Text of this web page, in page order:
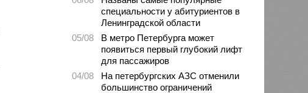
специальности у абитуриентов в
Ленинградской области
05/08
В метро Петербурга может
появиться первый глубокий лифт
для пассажиров
04/08
На петербургских АЗС отменили
большинство ограничений